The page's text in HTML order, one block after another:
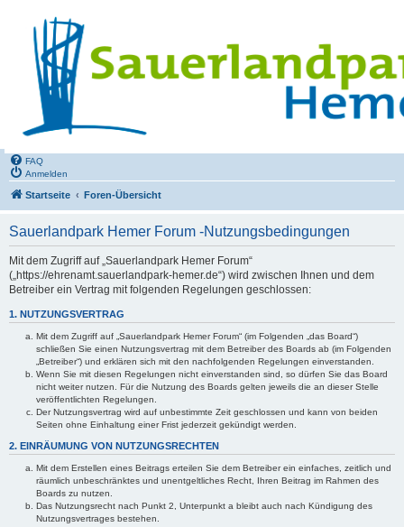
FAQ
Anmelden
Startseite Foren-Übersicht
Sauerlandpark Hemer Forum -Nutzungsbedingungen
Mit dem Zugriff auf „Sauerlandpark Hemer Forum“
(„https://ehrenamt.sauerlandpark-hemer.de“) wird zwischen Ihnen und dem
Betreiber ein Vertrag mit folgenden Regelungen geschlossen:
1. NUTZUNGSVERTRAG
Mit dem Zugriff auf „Sauerlandpark Hemer Forum“ (im Folgenden „das Board“)
schließen Sie einen Nutzungsvertrag mit dem Betreiber des Boards ab (im Folgenden
„Betreiber“) und erklären sich mit den nachfolgenden Regelungen einverstanden.
Wenn Sie mit diesen Regelungen nicht einverstanden sind, so dürfen Sie das Board
nicht weiter nutzen. Für die Nutzung des Boards gelten jeweils die an dieser Stelle
veröffentlichten Regelungen.
Der Nutzungsvertrag wird auf unbestimmte Zeit geschlossen und kann von beiden
Seiten ohne Einhaltung einer Frist jederzeit gekündigt werden.
2. EINRÄUMUNG VON NUTZUNGSRECHTEN
Mit dem Erstellen eines Beitrags erteilen Sie dem Betreiber ein einfaches, zeitlich und
räumlich unbeschränktes und unentgeltliches Recht, Ihren Beitrag im Rahmen des
Boards zu nutzen.
Das Nutzungsrecht nach Punkt 2, Unterpunkt a bleibt auch nach Kündigung des
Nutzungsvertrages bestehen.